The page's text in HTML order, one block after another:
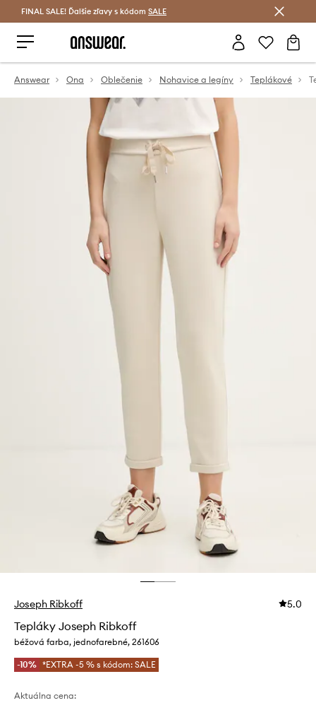
Šetrite s Answear Club >
FINAL SALE! Ďalšie zľavy s kódom SALE
Answear Ona Oblečenie Nohavice a legíny Teplákové
Joseph Ribkoff 5.0
Tepláky Joseph Ribkoff
béžová farba, jednofarebné, 261606
-10% *EXTRA -5 % s kódom: SALE
Aktuálna cena: